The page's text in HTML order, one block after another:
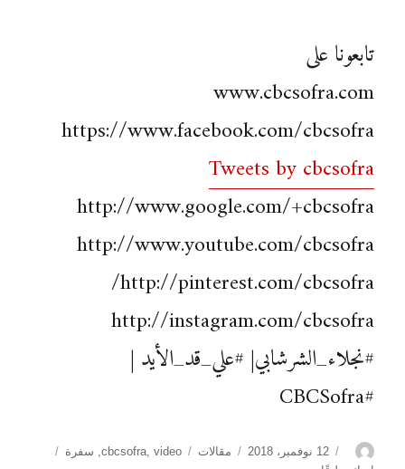
تابعونا على
www.cbcsofra.com
https://www.facebook.com/cbcsofra
Tweets by cbcsofra
http://www.google.com/+cbcsofra
http://www.youtube.com/cbcsofra
http://pinterest.com/cbcsofra/
http://instagram.com/cbcsofra
#نجلاء_الشرشابي| #علي_قد_الأيد |
#CBCSofra
الكاتبنُشرت
12 نوفمبر، 2018 التصنيفات
مقالات الوسومcbcsofra, video
, سفرة